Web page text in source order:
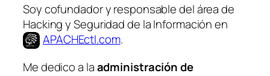
Soy cofundador y responsable del área de
Hacking y Seguridad de la Información en
APACHEctl.com.
Me dedico a laadministración de